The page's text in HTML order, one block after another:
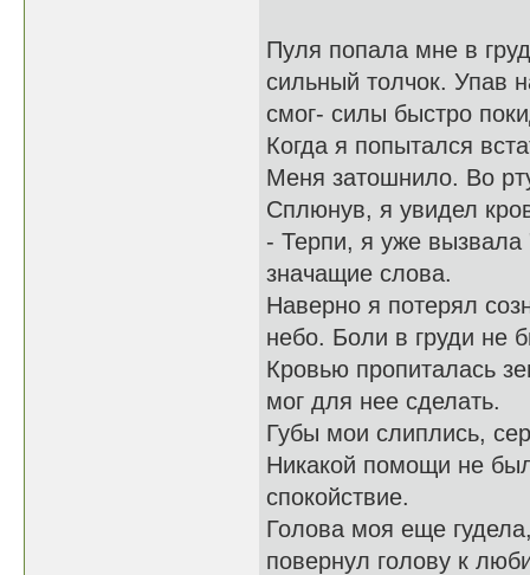
Пуля попала мне в
сильный толчок. Упав
смог- силы быстро
Когда я попытался
Меня затошнило. Во
Сплюнув, я увидел
- Терпи, я уже
значащие слова.
Наверно я потерял
небо. Боли в груди не
Кровью пропиталась
мог для нее сделать.
Губы мои слиплись,
Никакой помощи не
спокойствие.
Голова моя еще
повернул голову к